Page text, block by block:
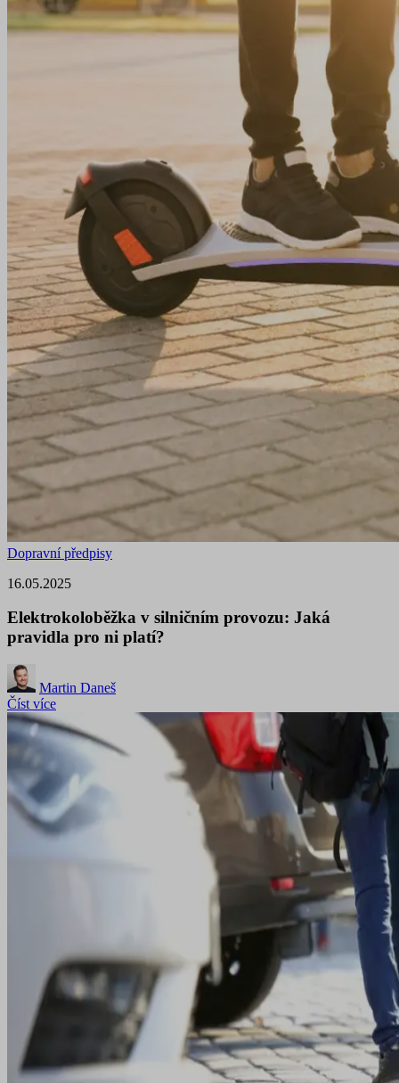
Dopravní předpisy
16.05.2025
Elektrokoloběžka v silničním provozu: Jaká
pravidla pro ni platí?
Martin Daneš
Číst více